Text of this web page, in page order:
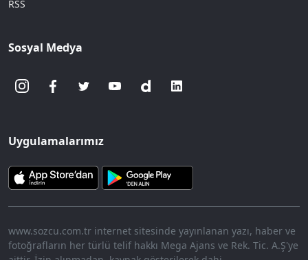
RSS
Sosyal Medya
Uygulamalarımız
www.sozcu.com.tr internet sitesinde yayınlanan yazı, haber ve
fotoğrafların her türlü telif hakkı Mega Ajans ve Rek. Tic. A.Ş'ye